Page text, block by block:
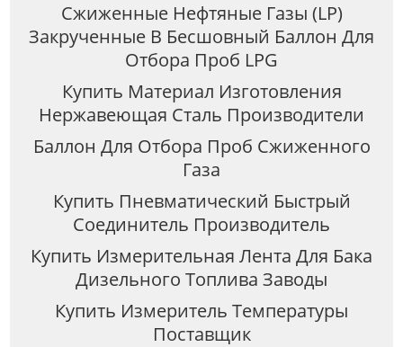
Сжиженные Нефтяные Газы (LP)
Закрученные В Бесшовный Баллон Для
Отбора Проб LPG
Купить Материал Изготовления
Нержавеющая Сталь Производители
Баллон Для Отбора Проб Сжиженного
Газа
Купить Пневматический Быстрый
Соединитель Производитель
Купить Измерительная Лента Для Бака
Дизельного Топлива Заводы
Купить Измеритель Температуры
Поставщик